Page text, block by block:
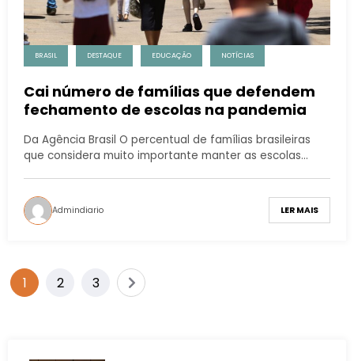
BRASIL DESTAQUE EDUCAÇÃO NOTÍCIAS
Cai número de famílias que defendem
fechamento de escolas na pandemia
Da Agência Brasil O percentual de famílias brasileiras
que considera muito importante manter as escolas…
Admindiario LER MAIS
1 2 3